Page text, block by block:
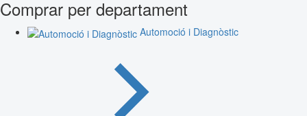
Comprar per departament
Automoció i Diagnòstic